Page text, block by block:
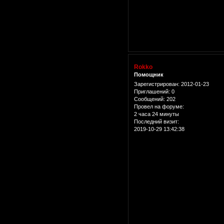
Rokko
Помощник
Зарегистрирован: 2012-01-23
Приглашений: 0
Сообщений: 202
Провел на форуме:
2 часа 24 минуты
Последний визит:
2019-10-29 13:42:38